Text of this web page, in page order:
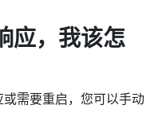
应，我该怎
需要重启，您可以手动